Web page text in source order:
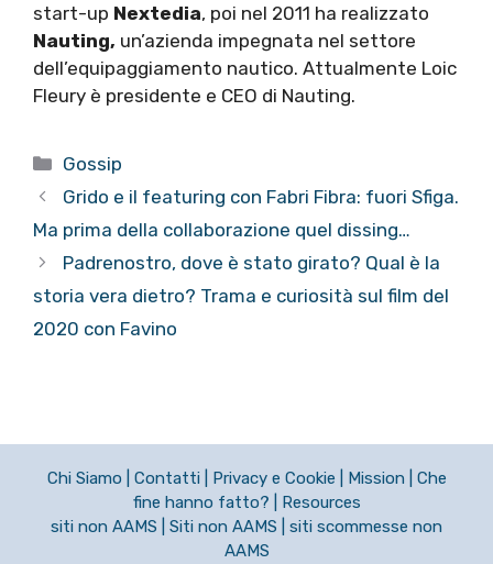
start-up Nextedia, poi nel 2011 ha realizzato
Nauting, un’azienda impegnata nel settore
dell’equipaggiamento nautico. Attualmente Loic
Fleury è presidente e CEO di Nauting.
Categorie
Gossip
Grido e il featuring con Fabri Fibra: fuori Sfiga.
Ma prima della collaborazione quel dissing…
Padrenostro, dove è stato girato? Qual è la
storia vera dietro? Trama e curiosità sul film del
2020 con Favino
Chi Siamo Contatti Privacy e Cookie Mission
Che
fine hanno fatto?
Resources
siti non AAMS
Siti non AAMS
siti scommesse non
AAMS